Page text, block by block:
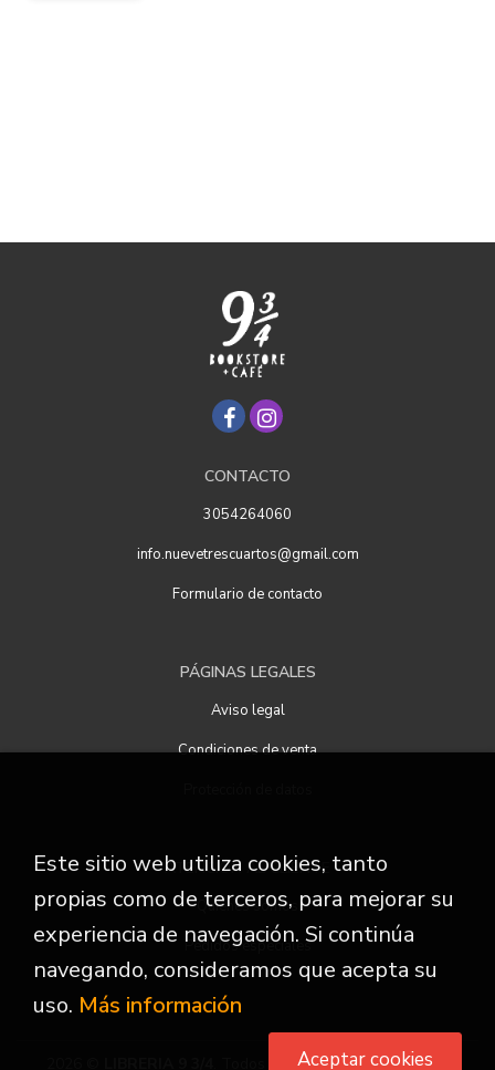
CONTACTO
3054264060
info.nuevetrescuartos@gmail.com
Formulario de contacto
PÁGINAS LEGALES
Aviso legal
Condiciones de venta
ATENCIÓN AL CLIENTE
Quiénes somos
Pedidos especiales
. Todos los Derechos Reservados
Este sitio web utiliza cookies, tanto
propias como de terceros, para mejorar su
experiencia de navegación. Si continúa
navegando, consideramos que acepta su
uso. Más información
Aceptar cookies